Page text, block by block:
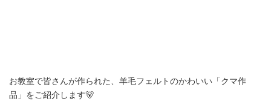
お教室で皆さんが作られた、羊毛フェルトのかわいい「クマ作
品」をご紹介します🐻